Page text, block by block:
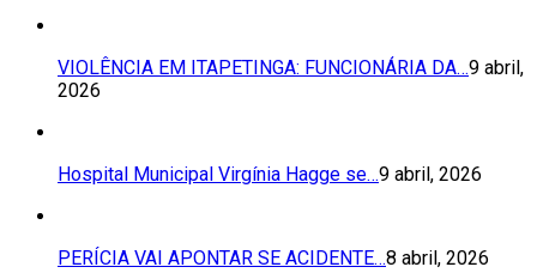
VIOLÊNCIA EM ITAPETINGA: FUNCIONÁRIA DA…9 abril,
2026
Hospital Municipal Virgínia Hagge se…9 abril, 2026
PERÍCIA VAI APONTAR SE ACIDENTE…8 abril, 2026